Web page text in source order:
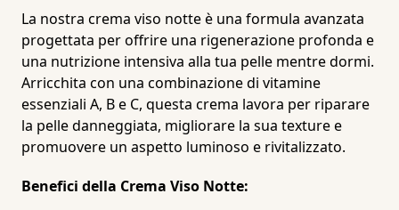
La nostra crema viso notte è una formula avanzata
progettata per offrire una rigenerazione profonda e
una nutrizione intensiva alla tua pelle mentre dormi.
Arricchita con una combinazione di vitamine
essenziali A, B e C, questa crema lavora per riparare
la pelle danneggiata, migliorare la sua texture e
promuovere un aspetto luminoso e rivitalizzato.
Benefici della Crema Viso Notte: